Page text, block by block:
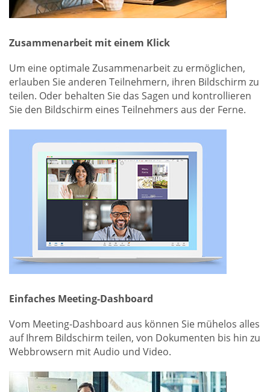
Zusammenarbeit mit einem Klick
Um eine optimale Zusammenarbeit zu ermöglichen,
erlauben Sie anderen Teilnehmern, ihren Bildschirm zu
teilen. Oder behalten Sie das Sagen und kontrollieren
Sie den Bildschirm eines Teilnehmers aus der Ferne.
Einfaches Meeting-Dashboard
Vom Meeting-Dashboard aus können Sie mühelos alles
auf Ihrem Bildschirm teilen, von Dokumenten bis hin zu
Webbrowsern mit Audio und Video.